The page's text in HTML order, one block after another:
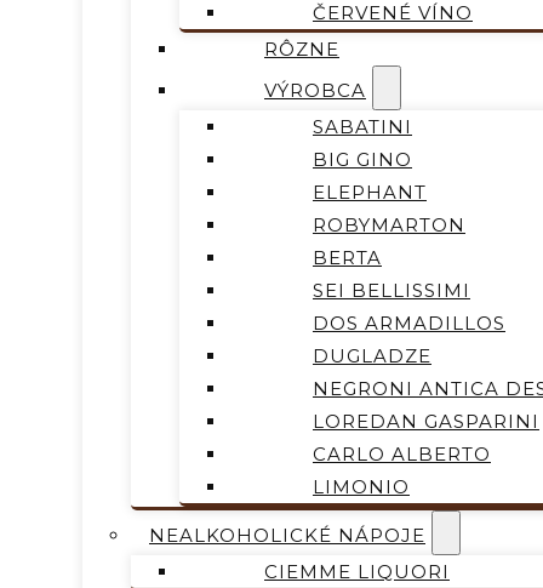
ČERVENÉ VÍNO
RÔZNE
VÝROBCA
SABATINI
BIG GINO
ELEPHANT
ROBYMARTON
BERTA
SEI BELLISSIMI
DOS ARMADILLOS
DUGLADZE
NEGRONI ANTICA
LOREDAN GASPARINI
CARLO ALBERTO
LIMONIO
NEALKOHOLICKÉ NÁPOJE
CIEMME LIQUORI